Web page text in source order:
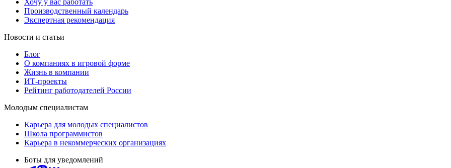
Производственный календарь
Экспертная рекомендация
Новости и статьи
Блог
О компаниях в игровой форме
Жизнь в компании
ИТ-проекты
Рейтинг работодателей России
Молодым специалистам
Карьера для молодых специалистов
Школа программистов
Карьера в некоммерческих организациях
Боты для уведомлений